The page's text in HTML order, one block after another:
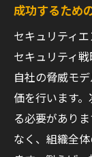
成功するため
セキュリティ
セキュリティ
自社の脅威モ
価を行います
る必要があり
なく、組織全